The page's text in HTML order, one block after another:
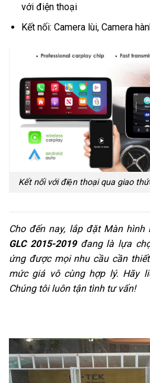
với điện thoại
Kết nối: Camera lùi, Camera
Kết nối với điện thoại qua giao
Cho đến nay, lắp đặt Màn hình
GLC 2015-2019 đang là lựa
ứng được mọi nhu cầu cần
mức giá vô cùng hợp lý. Hãy
Chúng tôi luôn tận tình tư vấn!